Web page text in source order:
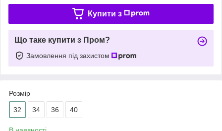
Купити з
Що таке купити з Пром?
Замовлення під захистом
Розмір
32 34 36 40